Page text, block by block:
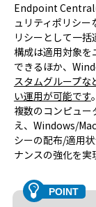
Endpoint Central
ュリティポリシ
リシーとして一
構成は適用対象を
できるほか、
スタムグループ
い運用が可能です。
複数のコンピュ
え、Windows/
シーの配布/適用
ナンスの強化を実